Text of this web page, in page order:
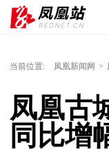
当前位置: 凤凰新闻网 >
凤凰古
同比增